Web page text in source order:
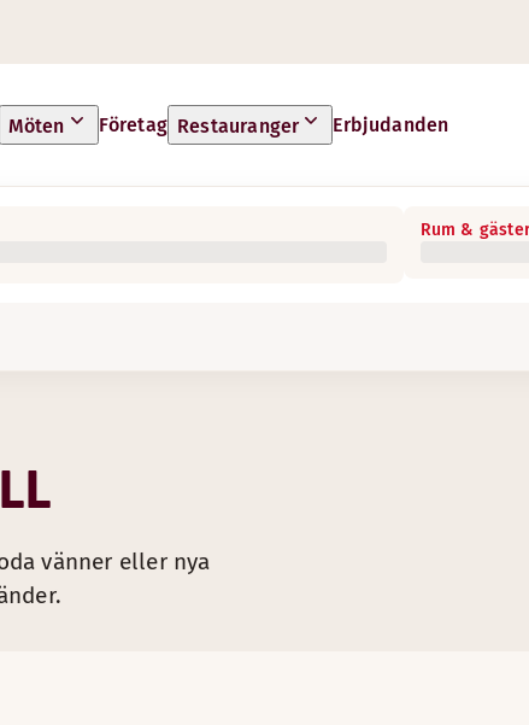
Möten Företag Restauranger Erbjudanden
Rum &
vänner eller nya